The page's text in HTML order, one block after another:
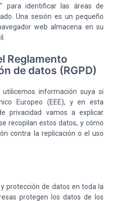
para identificar las áreas de
Una sesión es un pequeño
web almacena en su
Reglamento
de datos (RGPD)
información suya si
Europeo (EEE), y en esta
privacidad vamos a explicar
recopilan estos datos, y cómo
contra la replicación o el uso
protección de datos en toda la
protegen los datos de los